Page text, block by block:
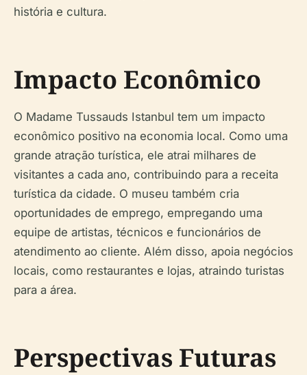
história e cultura.
Impacto Econômico
O Madame Tussauds Istanbul tem um impacto
econômico positivo na economia local. Como uma
grande atração turística, ele atrai milhares de
visitantes a cada ano, contribuindo para a receita
turística da cidade. O museu também cria
oportunidades de emprego, empregando uma
equipe de artistas, técnicos e funcionários de
atendimento ao cliente. Além disso, apoia negócios
locais, como restaurantes e lojas, atraindo turistas
para a área.
Perspectivas Futuras